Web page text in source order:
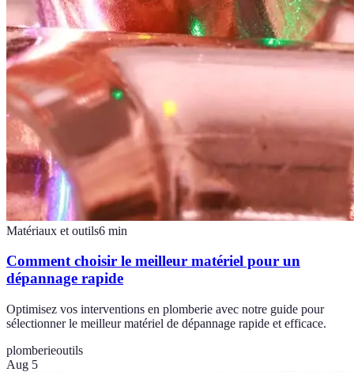
Matériaux et outils6 min
Comment choisir le meilleur matériel pour un
dépannage rapide
Optimisez vos interventions en plomberie avec notre guide pour
sélectionner le meilleur matériel de dépannage rapide et efficace.
plomberieoutils
Aug 5